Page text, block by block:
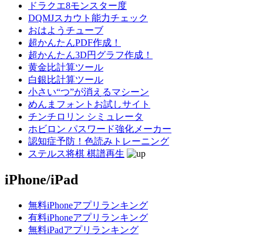
ドラクエ8モンスター度
DQMJスカウト能力チェック
おはようチューブ
超かんたんPDF作成！
超かんたん3D円グラフ作成！
黄金比計算ツール
白銀比計算ツール
小さい“つ”が消えるマシーン
めんまフォントお試しサイト
チンチロリン シミュレータ
ホビロン パスワード強化メーカー
認知症予防！色読みトレーニング
ステルス将棋 棋譜再生
iPhone/iPad
無料iPhoneアプリランキング
有料iPhoneアプリランキング
無料iPadアプリランキング